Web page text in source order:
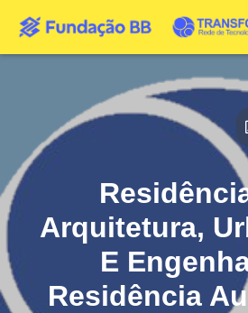
Arquitetura,
E
Residência